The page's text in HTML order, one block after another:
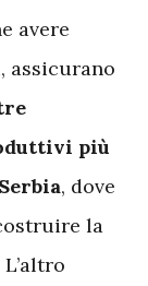
avere
assicurano
più
, dove
la